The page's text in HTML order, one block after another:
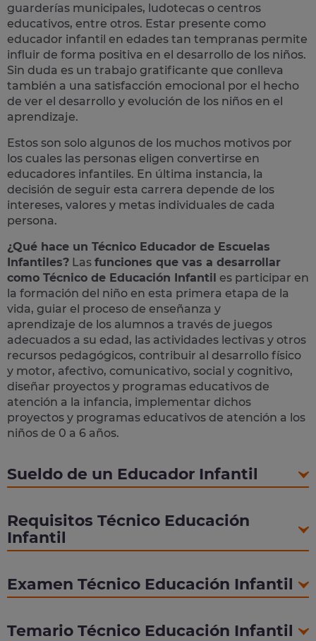
guarderías municipales, ludotecas o centros
educativos, entre otros. Estar presente como
educador infantil en edades tan tempranas permite
influir de forma positiva en el desarrollo de los niños.
Sin duda es un trabajo gratificante que conlleva
también a una satisfacción emocional por el hecho
de ver el desarrollo y evolución de los niños en el
aprendizaje.
Estos son solo algunos de los muchos motivos por
los cuales las personas eligen convertirse en
educadores infantiles. En última instancia, la
decisión de seguir esta carrera depende de los
intereses, valores y metas individuales de cada
persona.
¿Qué hace un Técnico Educador de Escuelas
Infantiles? Las funciones que vas a desarrollar
como Técnico de Educación Infantil es participar en
la formación del niño en esta primera etapa de la
vida, guiar el proceso de enseñanza y
aprendizaje de los alumnos a través de juegos
adecuados a su edad, las actividades lectivas y otros
recursos pedagógicos, contribuir al desarrollo físico
y motor, afectivo, comunicativo, social y cognitivo,
diseñar proyectos y programas educativos de
atención a la infancia, implementar dichos
proyectos y programas educativos de atención a los
niños de 0 a 6 años.
Sueldo de un Educador Infantil
Requisitos Técnico Educación
Infantil
Examen Técnico Educación Infantil
Temario Técnico Educación Infantil